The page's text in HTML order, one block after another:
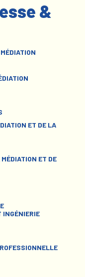
&
ET DE LA
ET DE
INGÉNIERIE